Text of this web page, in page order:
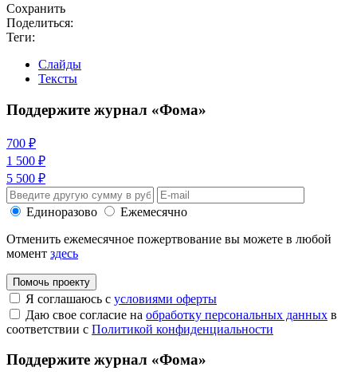
Сохранить
Поделиться:
Теги:
Слайды
Тексты
Поддержите журнал «Фома»
700 ₽
1 500 ₽
5 500 ₽
Единоразово
Ежемесячно
Отменить ежемесячное пожертвование вы можете в любой
момент здесь
Помочь проекту
Я соглашаюсь с условиями оферты
Даю свое согласие на обработку персональных данных в
соответствии с Политикой конфиденциальности
Поддержите журнал «Фома»